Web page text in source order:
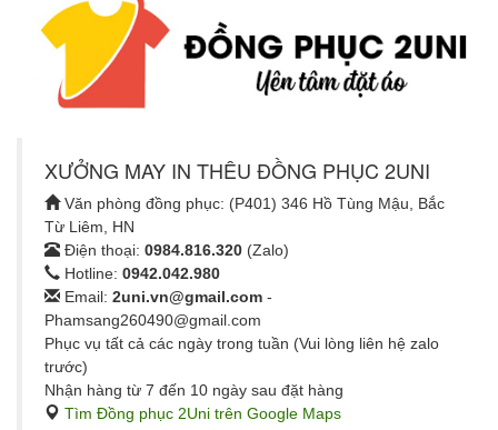
XƯỞNG MAY IN THÊU ĐỒNG PHỤC 2UNI
Văn phòng đồng phục: (P401) 346 Hồ Tùng Mậu, Bắc
Từ Liêm, HN
Điện thoại: 0984.816.320 (Zalo)
Hotline: 0942.042.980
Email: 2uni.vn@gmail.com -
Phamsang260490@gmail.com
Phục vụ tất cả các ngày trong tuần (Vui lòng liên hệ zalo
trước)
Nhận hàng từ 7 đến 10 ngày sau đặt hàng
Tìm Đồng phục 2Uni trên Google Maps